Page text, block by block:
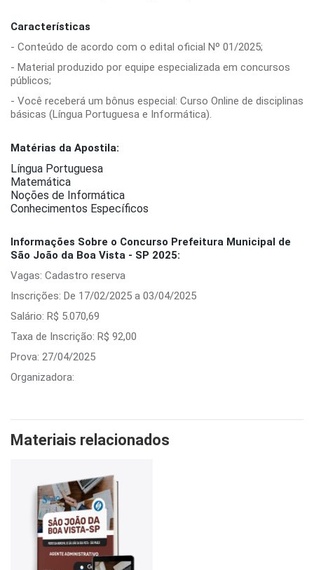
Características
- Conteúdo de acordo com o edital oficial Nº 01/2025;
- Material produzido por equipe especializada em concursos
públicos;
- Você receberá um bônus especial: Curso Online de disciplinas
básicas (Língua Portuguesa e Informática).
Matérias da Apostila:
Língua Portuguesa
Matemática
Noções de Informática
Conhecimentos Específicos
Informações Sobre o Concurso Prefeitura Municipal de
São João da Boa Vista - SP 2025:
Vagas: Cadastro reserva
Inscrições: De 17/02/2025 a 03/04/2025
Salário: R$ 5.070,69
Taxa de Inscrição: R$ 92,00
Prova: 27/04/2025
Organizadora:
Materiais relacionados